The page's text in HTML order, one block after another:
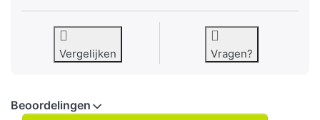
Vergelijken Vragen?
Beoordelingen